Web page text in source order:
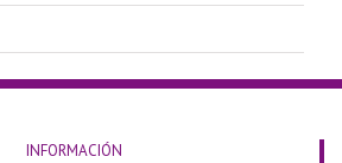
INFORMACIÓN